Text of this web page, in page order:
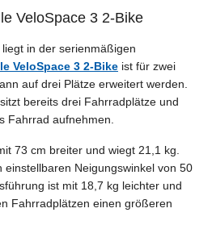
VeloSpace 3 2-Bike
in der serienmäßigen
VeloSpace 3 2-Bike ist für zwei
auf drei Plätze erweitert werden.
bereits drei Fahrradplätze und
Fahrrad aufnehmen.
73 cm breiter und wiegt 21,1 kg.
Neigungswinkel von 50
ist mit 18,7 kg leichter und
Fahrradplätzen einen größeren